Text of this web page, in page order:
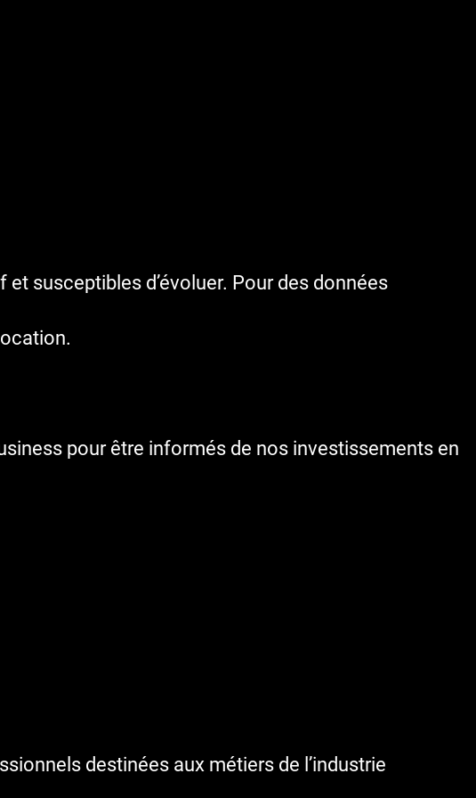
susceptibles d’évoluer. Pour des données
pour être informés de nos investissements en
destinées aux métiers de l’industrie